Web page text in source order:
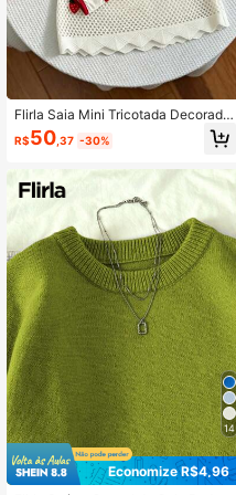
Flirla Saia Mini Tricotada Decorada
com Morango e Cereja, Branca, Vaz
ada, Sexy, Fofa e Divertida, para Fé
R$50 ,37 -30%
14
Economize R$4,96